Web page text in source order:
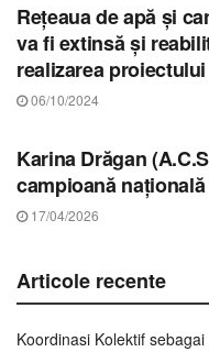
Rețeaua de apă și
va fi extinsă și
realizarea proiectului
06/10/2024
Karina Drăgan
campioană
17/04/2026
Articole recente
Koordinasi Kolektif